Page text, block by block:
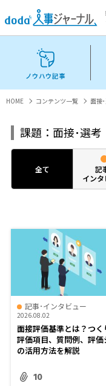
ノウハウ記事
HOME コンテンツ一覧 面接
課題：面接･選考
全て
記
イン
記事･インタビュー
2026.08.02
面接評価基準とは？つく
評価項目、質問例、評価
の活用方法を解説
10